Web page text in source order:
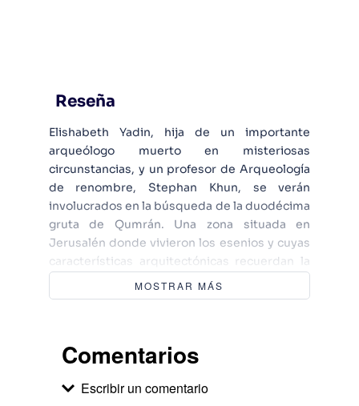
Reseña
Elishabeth Yadin, hija de un importante
arqueólogo muerto en misteriosas
circunstancias, y un profesor de Arqueología
de renombre, Stephan Khun, se verán
involucrados en la búsqueda de la duodécima
gruta de Qumrán. Una zona situada en
Jerusalén donde vivieron los esenios y cuyas
características arquitectónicas recuerdan la
construcción del Santo Sepulcro. El lugar que
los cristianos consideran la tumba de
la Mano Santa, y la CIA intentarán impedir por
secreto, ya que conllevaría consecuencias
MOSTRAR MÁS
Comentarios
Escribir un comentario